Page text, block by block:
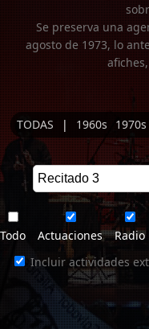
Se preserva una
agosto de 1973, lo
TODAS | 1960s 1970s
Todo Actuaciones Radio
Incluir actividades